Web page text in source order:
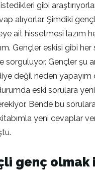
gibi
alıyorlar. Şimdiki
ait hissetmesi lazım
Gençler eskisi gibi
sorguluyor. Gençler şu
değil neden yapayım
eski sorulara
Bende bu
yeni cevaplar
genç olmak